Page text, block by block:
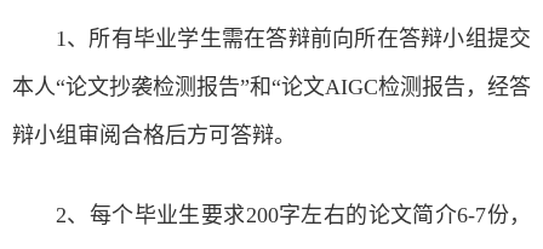
1、所有毕业学生需在答辩前向所在答辩小组提交
本人“论文抄袭检测报告”和“论文AIGC检测报告，经答
辩小组审阅合格后方可答辩。
2、每个毕业生要求200字左右的论文简介6-7份，